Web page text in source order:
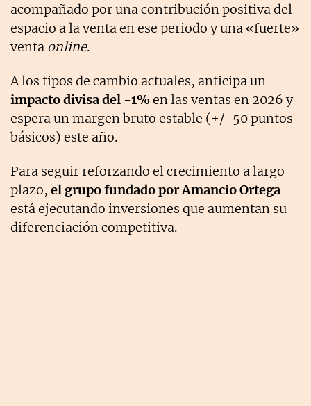
acompañado por una contribución positiva del
espacio a la venta en ese periodo y una «fuerte»
venta online.
A los tipos de cambio actuales, anticipa un
impacto divisa del -1%en las ventas en 2026 y
espera un margen bruto estable (+/-50 puntos
básicos) este año.
Para seguir reforzando el crecimiento a largo
plazo, el grupo fundado por Amancio Ortega
está ejecutando inversiones que aumentan su
diferenciación competitiva.